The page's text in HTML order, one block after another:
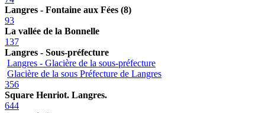
Langres - Fontaine aux Fées (8)
93
La vallée de la Bonnelle
137
Langres - Sous-préfecture
Langres - Glacière de la sous-préfecture
Glacière de la sous Préfecture de Langres
356
Square Henriot. Langres.
644